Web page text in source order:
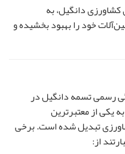
کشاورزی دانگیل، به
خود را بهبود بخشیده و
رسمی تسمه دانگیل در
یکی از معتبرترین
تبدیل شده است. برخی
از: